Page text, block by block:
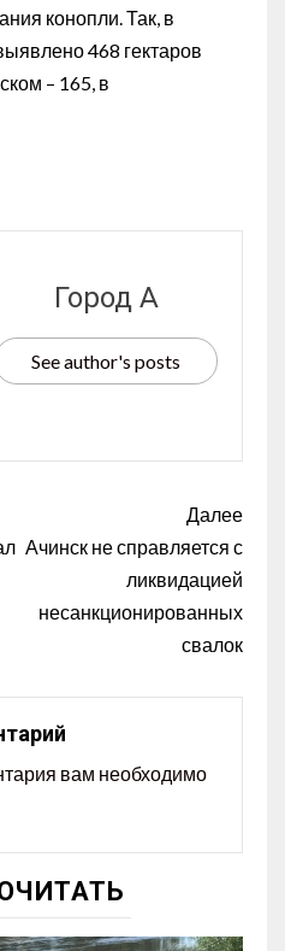
конопли. Так, в
468 гектаров
– 165, в
Город А
See author's posts
Далее
Ачинск не справляется с
ликвидацией
несанкционированных
свалок
вам необходимо